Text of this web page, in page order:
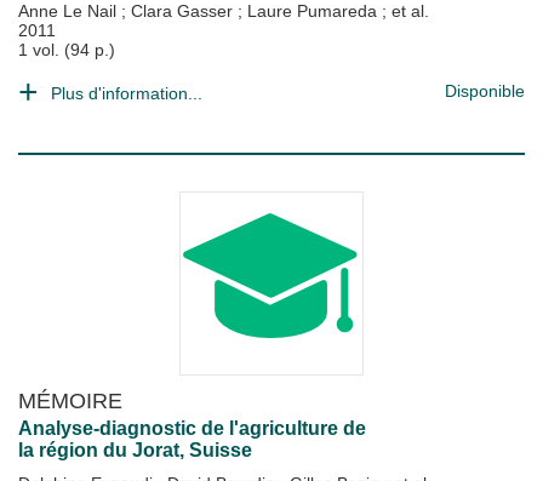
Anne Le Nail ; Clara Gasser ; Laure Pumareda ; et al.
2011
1 vol. (94 p.)
Plus d'information... Disponible
MÉMOIRE
Analyse-diagnostic de l'agriculture de
la région du Jorat, Suisse